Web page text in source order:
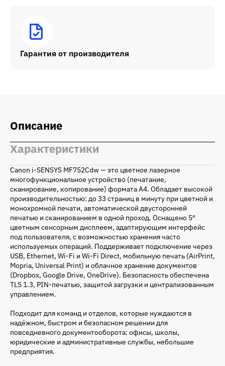
Гарантия от производителя
Описание
Характеристики
Canon i‑SENSYS MF752Cdw — это цветное лазерное
многофункциональное устройство (печатание,
сканирование, копирование) формата A4. Обладает высокой
производительностью: до 33 страниц в минуту при цветной и
монохромной печати, автоматической двусторонней
печатью и сканированием в одной проход. Оснащено 5″
цветным сенсорным дисплеем, адаптирующим интерфейс
под пользователя, с возможностью хранения часто
используемых операций. Поддерживает подключение через
USB, Ethernet, Wi‑Fi и Wi‑Fi Direct, мобильную печать (AirPrint,
Mopria, Universal Print) и облачное хранение документов
(Dropbox, Google Drive, OneDrive). Безопасность обеспечена
TLS 1.3, PIN‑печатью, защитой загрузки и централизованным
управлением.
Подходит для команд и отделов, которые нуждаются в
надёжном, быстром и безопасном решении для
повседневного документооборота: офисы, школы,
юридические и административные службы, небольшие
предприятия.